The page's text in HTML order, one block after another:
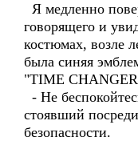
Я медленно
говорящего и
костюмах, возле
была синяя
"TIME
- Не
стоявший
безопасности.